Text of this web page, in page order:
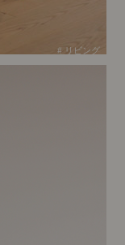
# リビング